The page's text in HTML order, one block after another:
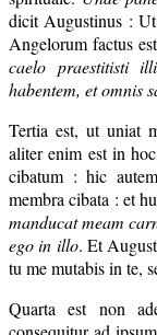
dicit Augustinus :
Angelorum factus
caelo praestitisti
habentem, et omnis
Tertia est, ut uniat
aliter enim est in
cibatum : hic
membra cibata : et
manducat meam
ego in illo. Et
tu me mutabis in te,
Quarta est non